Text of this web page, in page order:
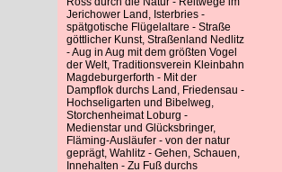
Jerichower Land, Isterbries -
spätgotische Flügelaltare - Straße
göttlicher Kunst, Straßenland Nedlitz
- Aug in Aug mit dem größten Vogel
der Welt, Traditionsverein Kleinbahn
Magdeburgerforth - Mit der
Dampflok durchs Land, Friedensau -
Hochseligarten und Bibelweg,
Storchenheimat Loburg -
Medienstar und Glücksbringer,
Fläming-Ausläufer - von der natur
geprägt, Wahlitz - Gehen, Schauen,
Innehalten - Zu Fuß durchs